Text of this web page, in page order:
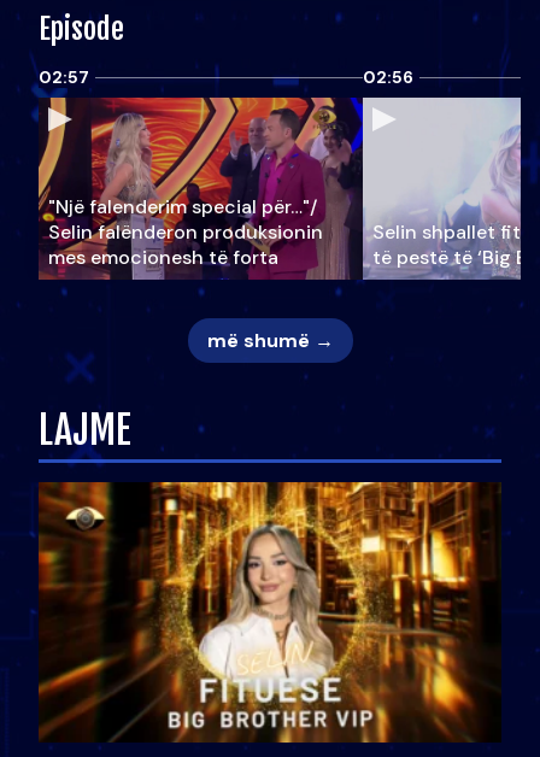
Episode
02:57
"Një falenderim special për…"/
Selin falënderon produksionin
mes emocionesh të forta
02:56
Selin shpallet
të pestë të ‘Big
më shumë →
LAJME